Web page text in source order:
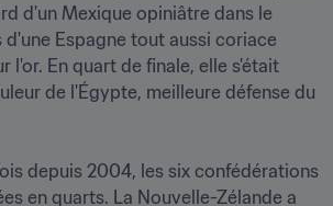
d'un Mexique opiniâtre dans le
Espagne tout aussi coriace
l'or. En quart de finale, elle s'était
de l'Égypte, meilleure défense du
depuis 2004, les six confédérations
en quarts. La Nouvelle-Zélande a